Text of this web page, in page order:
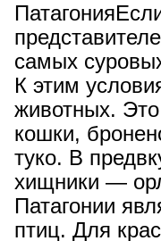
самых
К этим
животных.
кошки,
туко. В
хищники —
Патагонии
птиц. Для